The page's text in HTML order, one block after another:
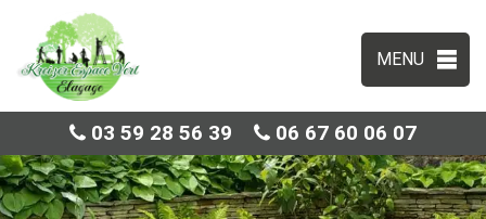
MENU
03 59 28 56 39 06 67 60 06 07